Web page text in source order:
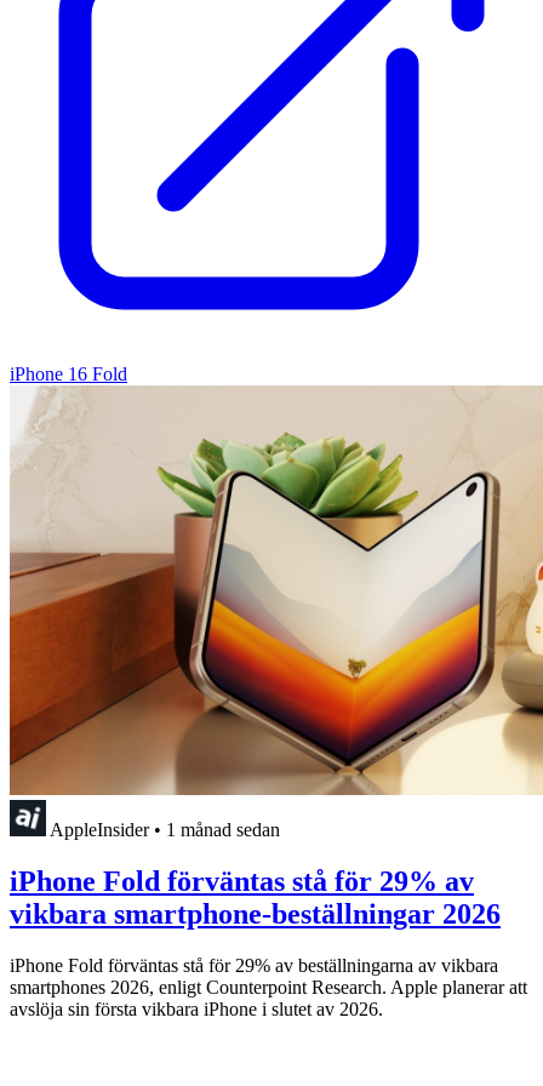
iPhone 16 Fold
AppleInsider • 1 månad sedan
iPhone Fold förväntas stå för 29% av
vikbara smartphone-beställningar 2026
iPhone Fold förväntas stå för 29% av beställningarna av vikbara
smartphones 2026, enligt Counterpoint Research. Apple planerar att
avslöja sin första vikbara iPhone i slutet av 2026.